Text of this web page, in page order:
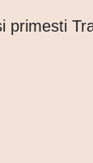
primesti